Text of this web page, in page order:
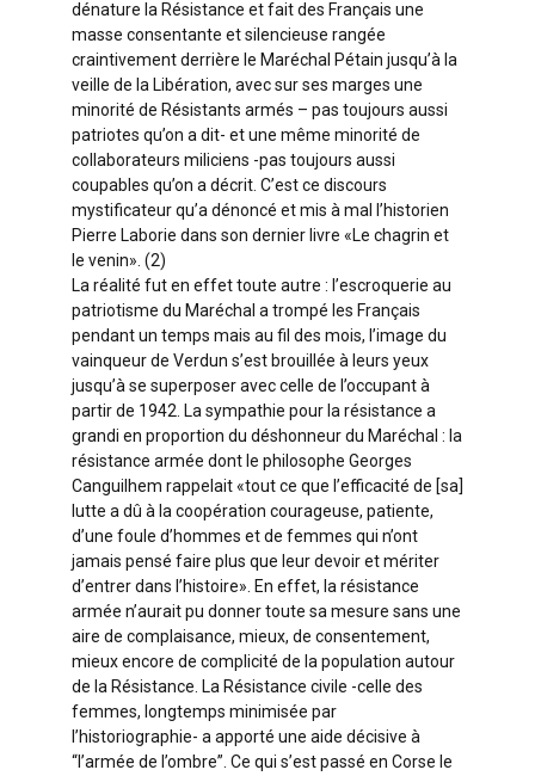
dénature la Résistance et fait des Français une
masse consentante et silencieuse rangée
craintivement derrière le Maréchal Pétain jusqu’à la
veille de la Libération, avec sur ses marges une
minorité de Résistants armés – pas toujours aussi
patriotes qu’on a dit- et une même minorité de
collaborateurs miliciens -pas toujours aussi
coupables qu’on a décrit. C’est ce discours
mystificateur qu’a dénoncé et mis à mal l’historien
Pierre Laborie dans son dernier livre «Le chagrin et
le venin». (2)
La réalité fut en effet toute autre : l’escroquerie au
patriotisme du Maréchal a trompé les Français
pendant un temps mais au fil des mois, l’image du
vainqueur de Verdun s’est brouillée à leurs yeux
jusqu’à se superposer avec celle de l’occupant à
partir de 1942. La sympathie pour la résistance a
grandi en proportion du déshonneur du Maréchal : la
résistance armée dont le philosophe Georges
Canguilhem rappelait «tout ce que l’efficacité de [sa]
lutte a dû à la coopération courageuse, patiente,
d’une foule d’hommes et de femmes qui n’ont
jamais pensé faire plus que leur devoir et mériter
d’entrer dans l’histoire». En effet, la résistance
armée n’aurait pu donner toute sa mesure sans une
aire de complaisance, mieux, de consentement,
mieux encore de complicité de la population autour
de la Résistance. La Résistance civile -celle des
femmes, longtemps minimisée par
l’historiographie- a apporté une aide décisive à
“l’armée de l’ombre”. Ce qui s’est passé en Corse le